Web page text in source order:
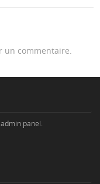
commentaire.
panel.